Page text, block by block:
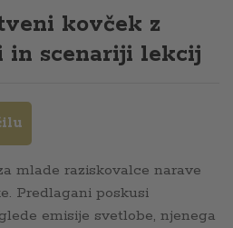
kovček z
scenariji lekcij
mlade raziskovalce narave
Predlagani poskusi
emisije svetlobe, njenega